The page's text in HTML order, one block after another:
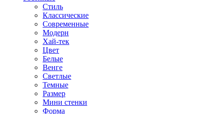
Стиль
Классические
Современные
Модерн
Хай-тек
Цвет
Белые
Венге
Светлые
Темные
Размер
Мини стенки
Форма